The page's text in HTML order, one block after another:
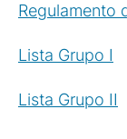
Regulamento
Lista Grupo I
Lista Grupo II